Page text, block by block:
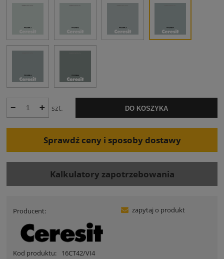
szt. DO KOSZYKA
Sprawdź ceny i sposoby dostawy
Kalkulatory zapotrzebowania
Producent:
Kod produktu: 16CT42/VI4
zapytaj o produkt